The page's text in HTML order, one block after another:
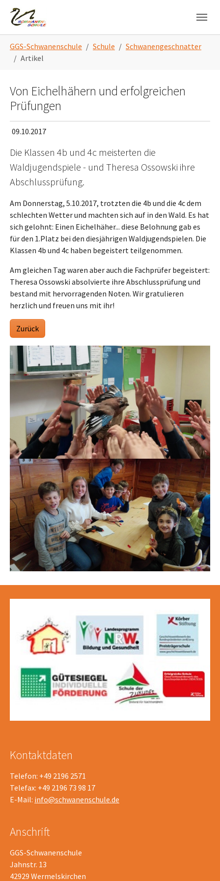
Skip to main navigation
Zum Hauptinhalt springen
Skip to page footer
GGS-Schwanenschule Schule
Schwanengeschnatter
Artikel
Von Eichelhähern und erfolgreichen
Prüfungen
09.10.2017
Die Klassen 4b und 4c meisterten die
Waldjugendspiele - und Theresa Ossowski ihre
Abschlussprüfung.
Am Donnerstag, 5.10.2017, trotzten die 4b und die 4c dem
schlechten Wetter und machten sich auf in den Wald. Es hat
sich gelohnt: Einen Eichelhäher... diese Belohnung gab es
für den 1.Platz bei den diesjährigen Waldjugendspielen. Die
Klassen 4b und 4c haben begeistert teilgenommen.
Am gleichen Tag waren aber auch die Fachprüfer begeistert:
Theresa Ossowski absolvierte ihre Abschlussprüfung und
bestand mit hervorragenden Noten. Wir gratulieren
herzlich und freuen uns mit ihr!
Zurück
Kontaktdaten
Telefon: +49 2196 2571
Telefax: +49 2196 73 98 17
E-Mail: info@schwanenschule.de
Anschrift
GGS-Schwanenschule
Jahnstr. 13
42929 Wermelskirchen